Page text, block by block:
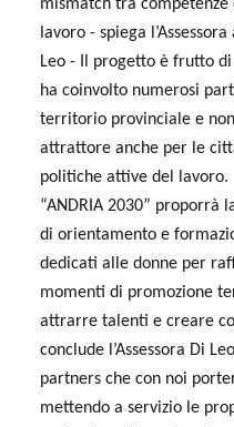
mismatch tra
lavoro - spiega
Leo - Il progetto è frutto
ha coinvolto numerosi
territorio provinciale e
attrattore anche per le
politiche attive del lavoro.
“ANDRIA 2030” proporrà
di orientamento e
dedicati alle donne per
momenti di promozione
attrarre talenti e creare
conclude l’Assessora Di
partners che con noi
mettendo a servizio le